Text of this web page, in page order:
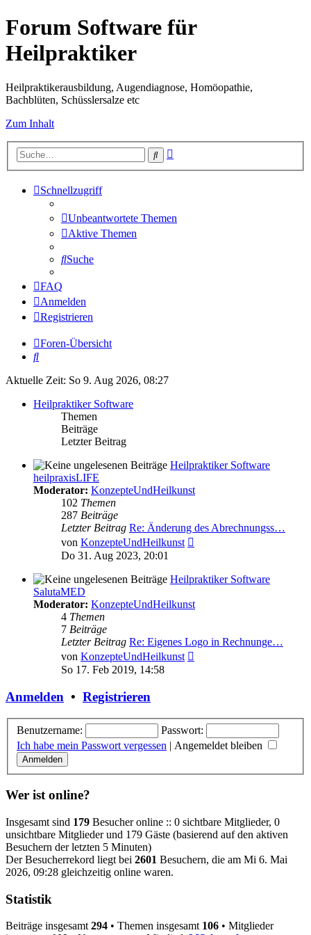
Forum Software für
Heilpraktiker
Heilpraktikerausbildung, Augendiagnose, Homöopathie,
Bachblüten, Schüsslersalze etc
Zum Inhalt
Suche
Schnellzugriff
Unbeantwortete Themen
Aktive Themen
Suche
FAQ
Anmelden
Registrieren
Foren-Übersicht
Suche
Aktuelle Zeit: So 9. Aug 2026, 08:27
Heilpraktiker Software
Themen
Beiträge
Letzter Beitrag
Heilpraktiker Software
heilpraxisLIFE
Moderator: KonzepteUndHeilkunst
102 Themen
287 Beiträge
Letzter Beitrag Re: Änderung des Abrechnungss…
von KonzepteUndHeilkunst
Do 31. Aug 2023, 20:01
Heilpraktiker Software
SalutaMED
Moderator: KonzepteUndHeilkunst
4 Themen
7 Beiträge
Letzter Beitrag Re: Eigenes Logo in Rechnunge…
von KonzepteUndHeilkunst
So 17. Feb 2019, 14:58
Anmelden • Registrieren
Benutzername:
Passwort:
Ich habe mein Passwort vergessen | Angemeldet bleiben
Wer ist online?
Insgesamt sind 179 Besucher online :: 0 sichtbare Mitglieder, 0
unsichtbare Mitglieder und 179 Gäste (basierend auf den aktiven
Besuchern der letzten 5 Minuten)
Der Besucherrekord liegt bei 2601 Besuchern, die am Mi 6. Mai
2026, 09:28 gleichzeitig online waren.
Statistik
Beiträge insgesamt 294 • Themen insgesamt 106 • Mitglieder